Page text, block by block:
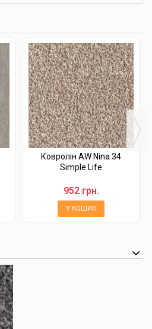
Ковролін AW Nina 34
Simple Life
952 грн.
У КОШИК